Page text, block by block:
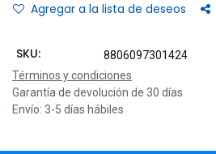
Agregar a la lista de deseos
SKU:
8806097301424
Términos y condiciones
Garantía de devolución de 30 días
Envío: 3-5 días hábiles